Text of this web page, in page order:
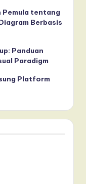
Pemula tentang
Berbasis
Panduan
Paradigm
Platform